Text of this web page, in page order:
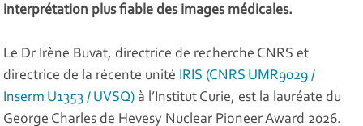
interprétation plus fiable des images médicales.
Le Dr Irène Buvat, directrice de recherche CNRS et
directrice de la récente unité IRIS (CNRS UMR9029 /
Inserm U1353 / UVSQ) à l’Institut Curie, est la lauréate du
George Charles de Hevesy Nuclear Pioneer Award 2026.